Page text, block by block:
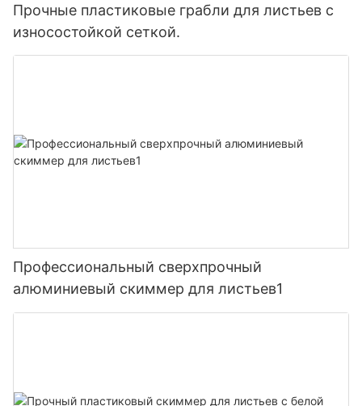
Прочные пластиковые грабли для листьев с
износостойкой сеткой.
Профессиональный сверхпрочный
алюминиевый скиммер для листьев1